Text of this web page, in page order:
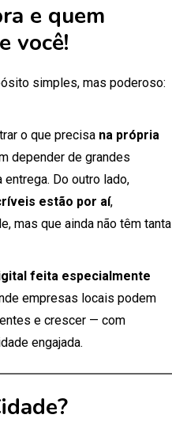
e quem
você!
simples, mas poderoso:
o que precisa na própria
depender de grandes
Do outro lado,
estão por aí,
mas que ainda não têm tanta
feita especialmente
empresas locais podem
e crescer — com
engajada.